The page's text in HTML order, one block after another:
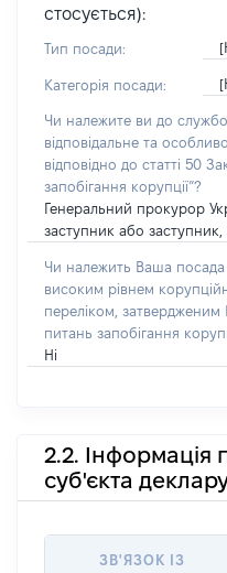
стосується):
Тип посади:
Категорія посади:
Чи належите ви до
відповідальне та
відповідно до статті 50
запобігання корупції”?
Генеральний прокурор
заступник або
Чи належить Ваша
високим рівнем
переліком, затвердженим
питань запобігання
Ні
2.2. Інформація
суб'єкта
ЗВ'ЯЗОК ІЗ